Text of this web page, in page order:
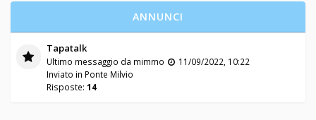
ANNUNCI
Tapatalk
Ultimo messaggio da mimmo
11/09/2022, 10:22
Inviato in Ponte Milvio
Risposte: 14